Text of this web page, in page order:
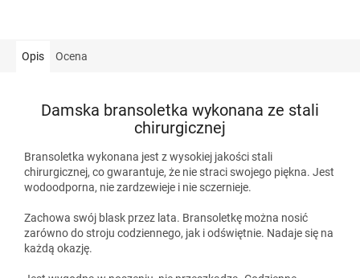
Opis Ocena
Damska bransoletka wykonana ze stali
chirurgicznej
Bransoletka wykonana jest z wysokiej jakości stali
chirurgicznej, co gwarantuje, że nie straci swojego piękna. Jest
wodoodporna, nie zardzewieje i nie sczernieje.
Zachowa swój blask przez lata. Bransoletkę można nosić
zarówno do stroju codziennego, jak i odświętnie. Nadaje się na
każdą okazję.